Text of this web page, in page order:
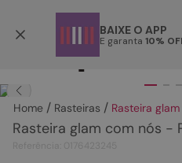
BAIXE O APP
E garanta 10%
Rasteiras
Rasteira glam com nós -
1º
2º
tenis